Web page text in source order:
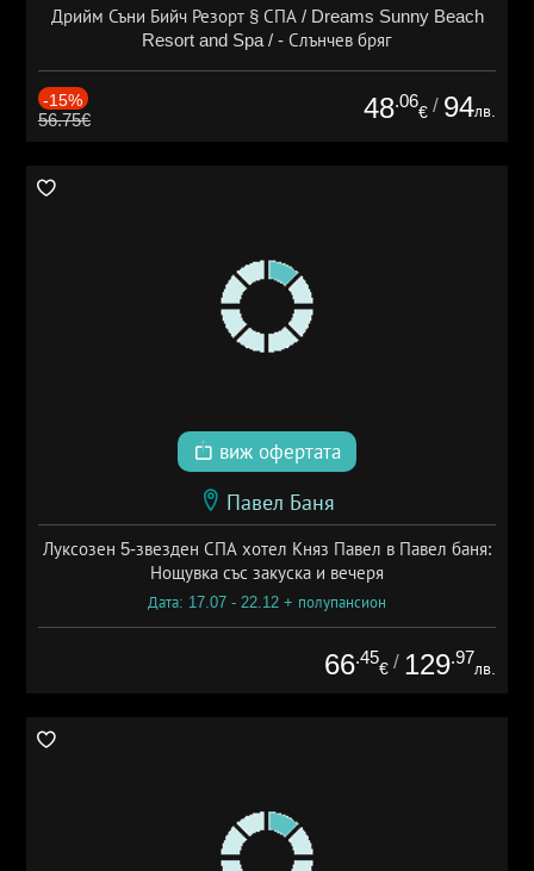
Дрийм Съни Бийч Резорт § СПА / Dreams Sunny Beach
Resort and Spa / - Слънчев бряг
-15%
56.75€ 48.06
€ / 94лв.
виж офертата
Павел Баня
Луксозен 5-звезден СПА хотел Княз Павел в Павел баня:
Нощувка със закуска и вечеря
Дата: 17.07 - 22.12 + полупансион
66.45
€ / 129.97
лв.